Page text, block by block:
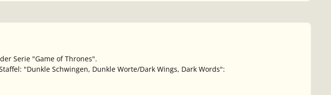
Serie "Game of Thrones".
"Dunkle Schwingen, Dunkle Worte/Dark Wings, Dark Words":